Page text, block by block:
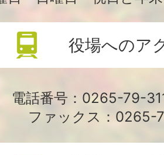
役場へのア
電話番号：0265-79-
ファックス：0265-